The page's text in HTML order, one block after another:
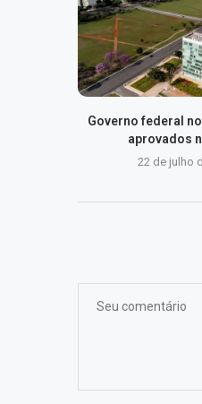
Governo federal
aprovados
22 de julho